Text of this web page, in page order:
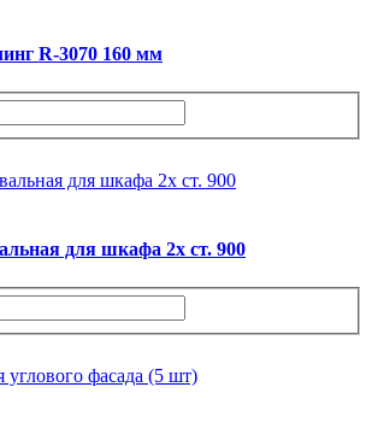
R-3070 160 мм
для шкафа 2х ст. 900